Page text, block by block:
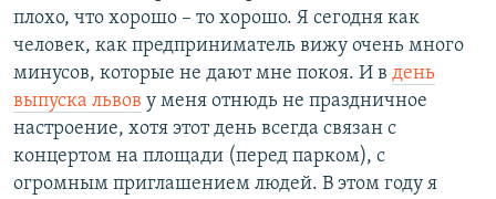
плохо, что хорошо – то хорошо. Я сегодня как
человек, как предприниматель вижу очень много
минусов, которые не дают мне покоя. И в день
выпуска львов у меня отнюдь не праздничное
настроение, хотя этот день всегда связан с
концертом на площади (перед парком), с
огромным приглашением людей. В этом году я